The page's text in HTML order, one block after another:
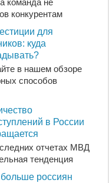
команда не
конкурентам
для
куда
в нашем обзоре
способов
в России
отчетах МВД
тенденция
россиян